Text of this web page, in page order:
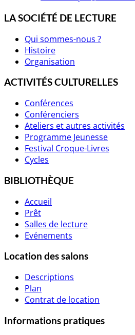
LA SOCIÉTÉ DE LECTURE
Qui sommes-nous ?
Histoire
Organisation
ACTIVITÉS CULTURELLES
Conférences
Conférenciers
Ateliers et autres activités
Programme Jeunesse
Festival Croque-Livres
Cycles
BIBLIOTHÈQUE
Accueil
Prêt
Salles de lecture
Evénements
Location des salons
Descriptions
Plan
Contrat de location
Informations pratiques